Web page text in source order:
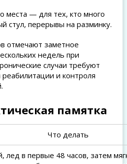
места — для тех, кто много
стул, перерывы на разминку.
отмечают заметное
недель при
случаи требуют
и контроля
памятка
Что делать
лед в первые 48 часов, затем